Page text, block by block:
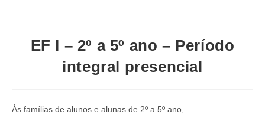
EF I – 2º a 5º ano – Período
integral presencial
Às famílias de alunos e alunas de 2º a 5º ano,